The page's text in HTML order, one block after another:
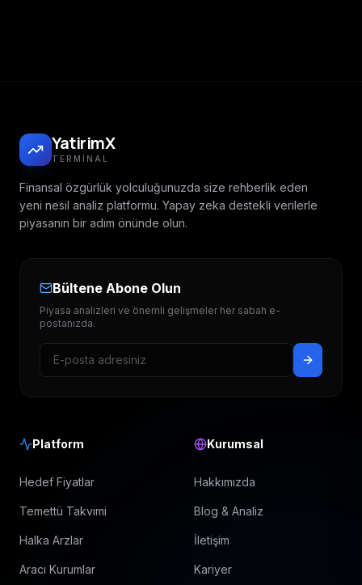
YatirimX
TERMINAL
Finansal özgürlük yolculuğunuzda size rehberlik eden
yeni nesil analiz platformu. Yapay zeka destekli verilerle
piyasanın bir adım önünde olun.
Bültene Abone Olun
Piyasa analizleri ve önemli gelişmeler her sabah e-
postanızda.
Platform
Hedef Fiyatlar
Temettü Takvimi
Halka Arzlar
Aracı Kurumlar
Kurumsal
Hakkımızda
Blog & Analiz
İletişim
Kariyer